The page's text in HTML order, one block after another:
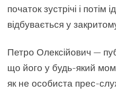
початок зустрічі і потім
відбувається у
Петро Олексійович —
що його у будь-який
як не особиста прес-